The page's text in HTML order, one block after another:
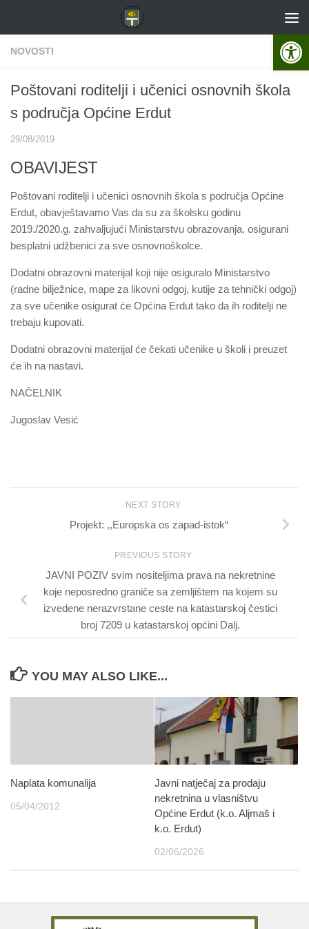
NOVOSTI
Poštovani roditelji i učenici osnovnih škola
s područja Općine Erdut
29/08/2019
OBAVIJEST
Poštovani roditelji i učenici osnovnih škola s područja Općine
Erdut, obavještavamo Vas da su za školsku godinu
2019./2020.g. zahvaljujući Ministarstvu obrazovanja, osigurani
besplatni udžbenici za sve osnovnoškolce.
Dodatni obrazovni materijal koji nije osiguralo Ministarstvo
(radne bilježnice, mape za likovni odgoj, kutije za tehnički odgoj)
za sve učenike osigurat će Općina Erdut tako da ih roditelji ne
trebaju kupovati.
Dodatni obrazovni materijal će čekati učenike u školi i preuzet
će ih na nastavi.
NAČELNIK
Jugoslav Vesić
NEXT STORY
Projekt: ,,Europska os zapad-istok“
PREVIOUS STORY
JAVNI POZIV svim nositeljima prava na nekretnine
koje neposredno graniče sa zemljištem na kojem su
izvedene nerazvrstane ceste na katastarskoj čestici
broj 7209 u katastarskoj općini Dalj.
YOU MAY ALSO LIKE...
Naplata komunalija
05/04/2012
Javni natječaj za prodaju
nekretnina u vlasništvu
Općine Erdut (k.o. Aljmaš i
k.o. Erdut)
02/06/2026